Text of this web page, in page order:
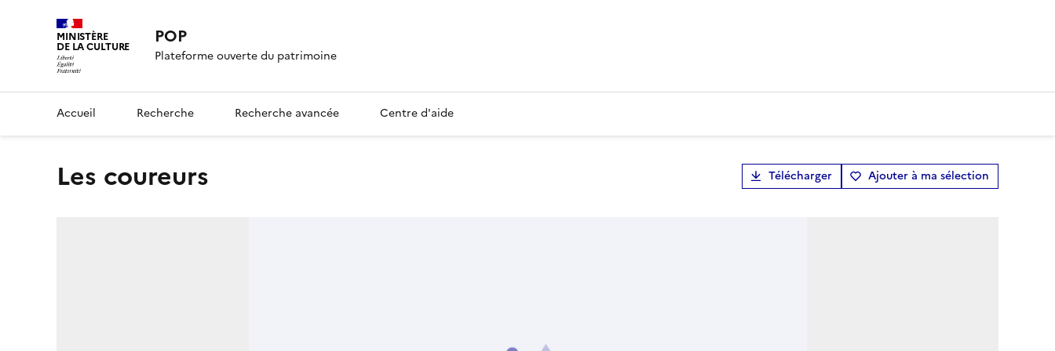
MINISTÈRE
DE LA CULTURE POP
Plateforme ouverte du patrimoine
Accueil Recherche Recherche avancée Centre d'aide
Les coureurs Télécharger Ajouter à ma sélection